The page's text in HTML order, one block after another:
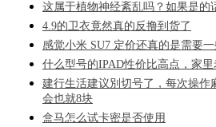
这属于植物神经紊乱吗？如果是的
4.9的卫衣竟然真的反撸到货了
感觉小米 SU7 定价还真的是需要
什么型号的IPAD性价比高点，家
建行生活建议別切号了，每次操作
会也就8块
盒马怎么试卡密是否使用